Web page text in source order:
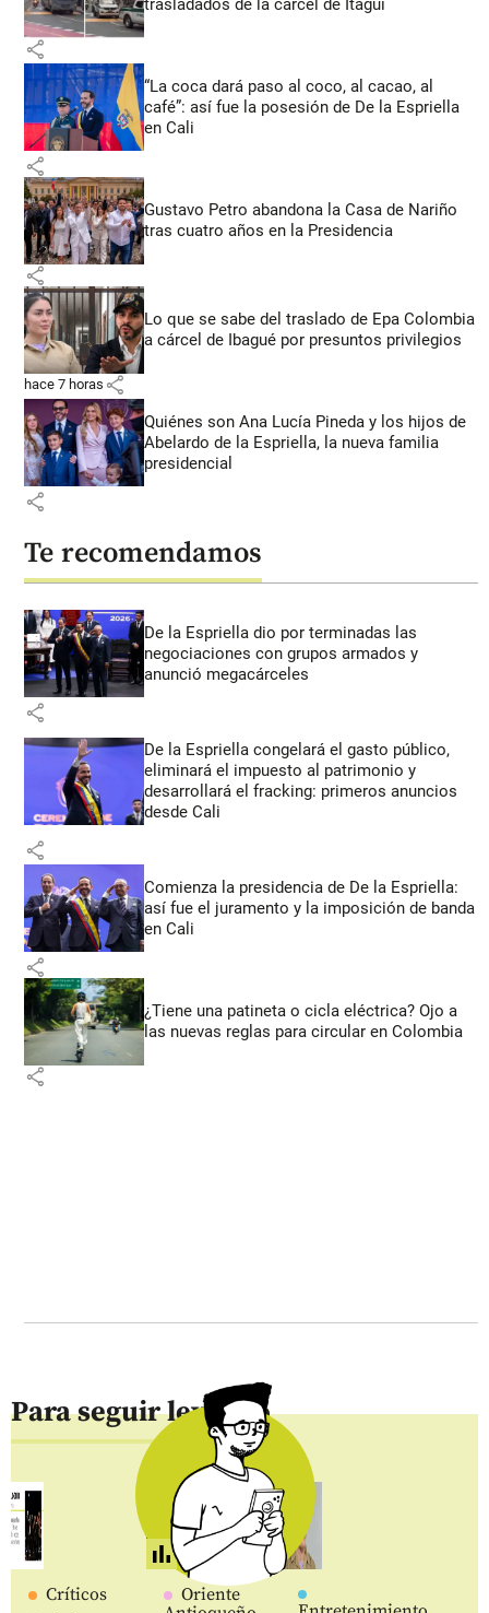
share
“La coca dará paso al coco, al cacao, al
café”: así fue la posesión de De la Espriella
en Cali
share
Gustavo Petro abandona la Casa de Nariño
tras cuatro años en la Presidencia
share
Lo que se sabe del traslado de Epa Colombia
a cárcel de Ibagué por presuntos privilegios
hace 7 horas share
Quiénes son Ana Lucía Pineda y los hijos de
Abelardo de la Espriella, la nueva familia
presidencial
share
Te recomendamos
De la Espriella dio por terminadas las
negociaciones con grupos armados y
anunció megacárceles
share
De la Espriella congelará el gasto público,
eliminará el impuesto al patrimonio y
desarrollará el fracking: primeros anuncios
desde Cali
share
Comienza la presidencia de De la Espriella:
así fue el juramento y la imposición de banda
en Cali
share
¿Tiene una patineta o cicla eléctrica? Ojo a
las nuevas reglas para circular en Colombia
share
Para seguir leyendo
Críticos
Oriente